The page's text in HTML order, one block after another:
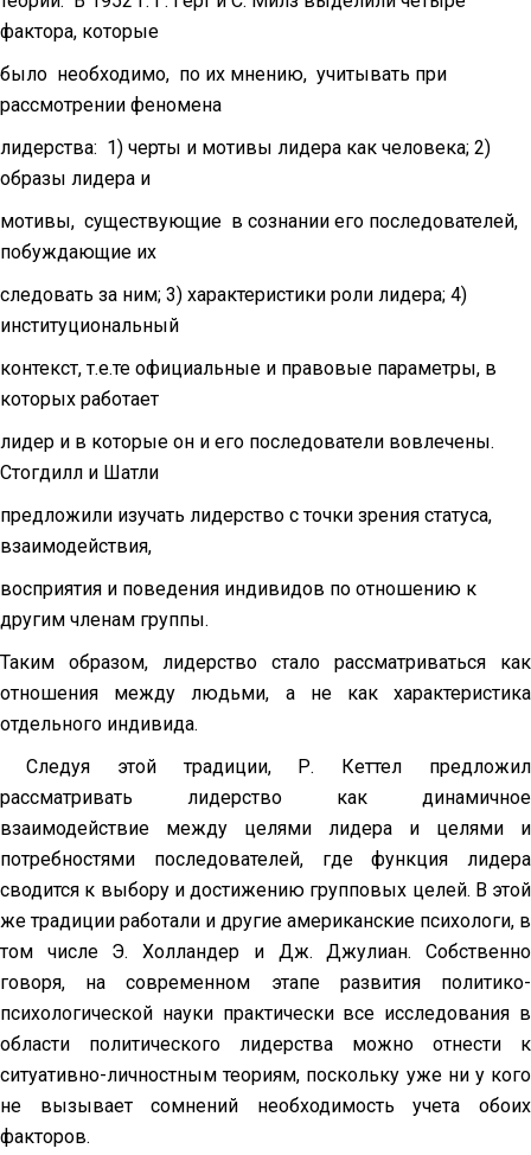
фактора, которые
было необходимо, по их мнению, учитывать при
рассмотрении феномена
лидерства: 1) черты и мотивы лидера как человека; 2)
образы лидера и
мотивы, существующие в сознании его последователей,
побуждающие их
следовать за ним; 3) характеристики роли лидера; 4)
институциональный
контекст, т.е.те официальные и правовые параметры, в
которых работает
лидер и в которые он и его последователи вовлечены.
Стогдилл и Шатли
предложили изучать лидерство с точки зрения статуса,
взаимодействия,
восприятия и поведения индивидов по отношению к
другим членам группы.
Таким образом, лидерство стало рассматриваться как
отношения между людьми, а не как характеристика
отдельного индивида.
Следуя этой традиции, Р. Кеттел предложил
рассматривать лидерство как динамичное
взаимодействие между целями лидера и целями и
потребностями последователей, где функция лидера
сводится к выбору и достижению групповых целей. В этой
же традиции работали и другие американские психологи, в
том числе Э. Холландер и Дж. Джулиан. Собственно
говоря, на современном этапе развития политико-
психологической науки практически все исследования в
области политического лидерства можно отнести к
ситуативно-личностным теориям, поскольку уже ни у кого
не вызывает сомнений необходимость учета обоих
факторов.